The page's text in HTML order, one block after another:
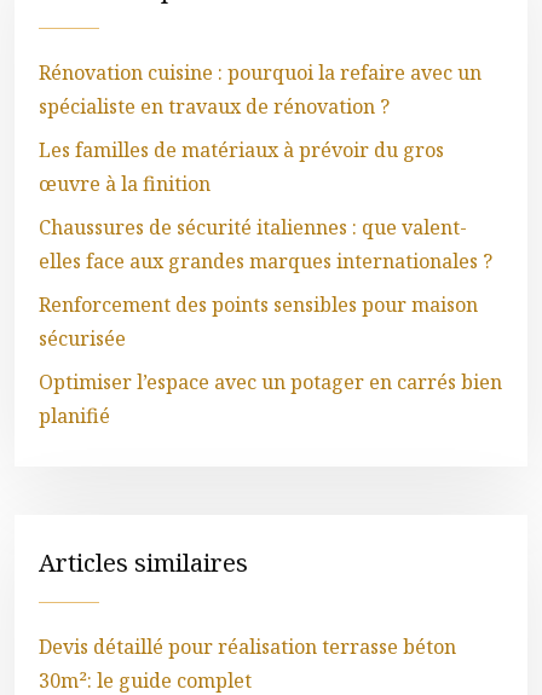
Rénovation cuisine : pourquoi la refaire avec un
spécialiste en travaux de rénovation ?
Les familles de matériaux à prévoir du gros
œuvre à la finition
Chaussures de sécurité italiennes : que valent-
elles face aux grandes marques internationales ?
Renforcement des points sensibles pour maison
sécurisée
Optimiser l’espace avec un potager en carrés bien
planifié
Articles similaires
Devis détaillé pour réalisation terrasse béton
30m²: le guide complet